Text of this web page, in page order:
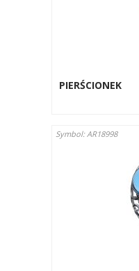
PIERŚCIONEK
Symbol: AR18998